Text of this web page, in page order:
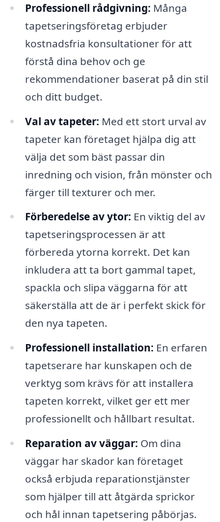
Professionell rådgivning: Många
tapetseringsföretag erbjuder
kostnadsfria konsultationer för att
förstå dina behov och ge
rekommendationer baserat på din stil
och ditt budget.
Val av tapeter: Med ett stort urval av
tapeter kan företaget hjälpa dig att
välja det som bäst passar din
inredning och vision, från mönster och
färger till texturer och mer.
Förberedelse av ytor: En viktig del av
tapetseringsprocessen är att
förbereda ytorna korrekt. Det kan
inkludera att ta bort gammal tapet,
spackla och slipa väggarna för att
säkerställa att de är i perfekt skick för
den nya tapeten.
Professionell installation: En erfaren
tapetserare har kunskapen och de
verktyg som krävs för att installera
tapeten korrekt, vilket ger ett mer
professionellt och hållbart resultat.
Reparation av väggar: Om dina
väggar har skador kan företaget
också erbjuda reparationstjänster
som hjälper till att åtgärda sprickor
och hål innan tapetsering påbörjas.